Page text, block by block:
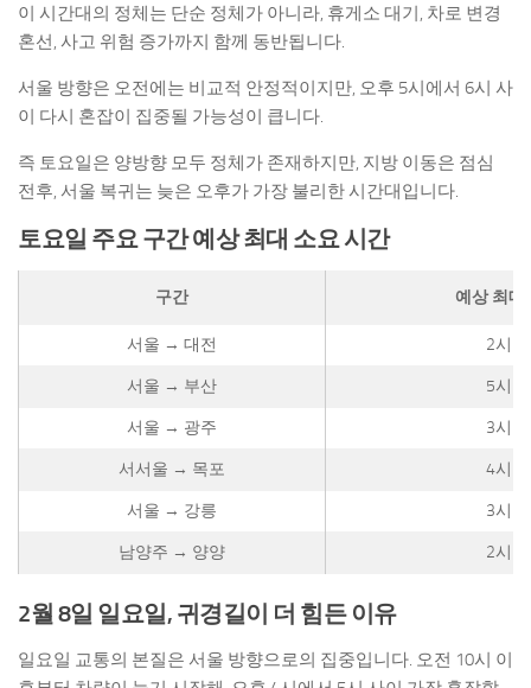
이 시간대의 정체는 단순 정체가 아니라, 휴게소 대기, 차로 변경
혼선, 사고 위험 증가까지 함께 동반됩니다.
서울 방향은 오전에는 비교적 안정적이지만, 오후 5시에서 6시 사
이 다시 혼잡이 집중될 가능성이 큽니다.
즉 토요일은 양방향 모두 정체가 존재하지만, 지방 이동은 점심
전후, 서울 복귀는 늦은 오후가 가장 불리한 시간대입니다.
토요일 주요 구간 예상 최대 소요 시간
구간 예상 최대
서울 → 대전 2시
서울 → 부산 5시
서울 → 광주 3시
서서울 → 목포 4시
서울 → 강릉 3시
남양주 → 양양 2시
2월 8일 일요일, 귀경길이 더 힘든 이유
일요일 교통의 본질은 서울 방향으로의 집중입니다. 오전 10시 이